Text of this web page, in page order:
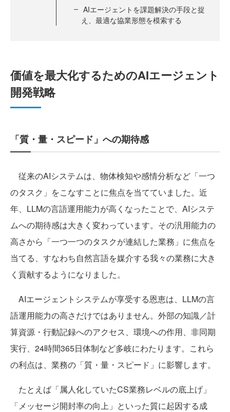
AIエージェントを課題解決の手段と捉
え、最適な協業形態を模索する
価値を最大化するためのAIエージェント
開発戦略
「質・量・スピード」への期待感
従来のAIシステムは、物体検知や感情分析など「一つ
のタスク」をこなすことに焦点を当てていました。近
年、LLMの言語運用能力が高くなったことで、AIシステ
ムへの期待感は大きく変わっています。その汎用能力の
高さから「一つ一つのタスクが連結した業務」に焦点を
当てる、すなわち自然言語を媒介する我々の業務に大き
く貢献するようになりました。
AIエージェントシステムが享受する恩恵は、LLMの言
語運用能力の高さだけではありません。外部の知識／計
算資源・行動記録へのアクセス、環境への作用、非同期
実行、24時間365日体制など多岐にわたります。これら
の利点は、業務の「質・量・スピード」に影響します。
たとえば「属人化していたCS業務レベルの底上げ」
「メッセージ開封率の向上」といった質に起因する成